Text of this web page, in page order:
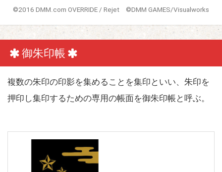
©2016 DMM.com OVERRIDE / Rejet ©DMM GAMES/Visualworks
御朱印帳
複数の朱印の印影を集めることを集印といい、朱印を
押印し集印するための専用の帳面を御朱印帳と呼ぶ。